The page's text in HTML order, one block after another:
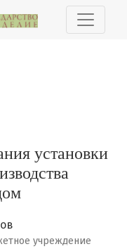
марки УПХ-
установки
учреждение